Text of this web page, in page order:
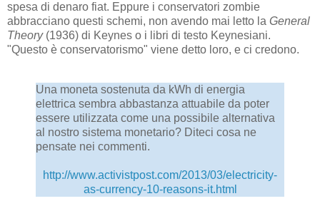
spesa di denaro fiat. Eppure i conservatori zombie
abbracciano questi schemi, non avendo mai letto la General
Theory(1936) di Keynes o i libri di testo Keynesiani.
"Questo è conservatorismo" viene detto loro, e ci credono.
Una moneta sostenuta da kWh di energia
elettrica sembra abbastanza attuabile da poter
essere utilizzata come una possibile alternativa
al nostro sistema monetario? Diteci cosa ne
pensate nei commenti.
http://www.activistpost.com/2013/03/electricity-
as-currency-10-reasons-it.html